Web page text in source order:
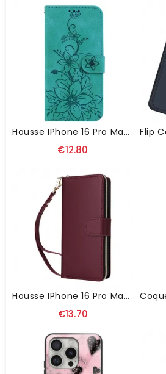
Housse IPhone 16 Pro Max Motif Floral Avec Lanière
€12.80
Housse IPhone 16 Pro Max 9 Porte-Cartes À Lanière
€13.70